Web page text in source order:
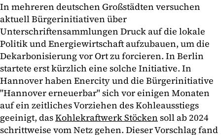
In mehreren deutschen Großstädten versuchen
aktuell Bürgerinitiativen über
Unterschriftensammlungen Druck auf die lokale
Politik und Energiewirtschaft aufzubauen, um die
Dekarbonisierung vor Ort zu forcieren. In Berlin
startete erst kürzlich eine solche Initiative. In
Hannover haben Enercity und die Bürgerinitiative
"Hannover erneuerbar" sich vor einigen Monaten
auf ein zeitliches Vorziehen des Kohleausstiegs
geeinigt, dasKohlekraftwerk Stöcken soll ab 2024
schrittweise vom Netz gehen. Dieser Vorschlag fand